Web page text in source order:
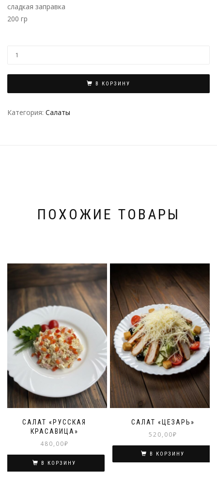
сладкая заправка
200 гр
В КОРЗИНУ
Категория: Салаты
ПОХОЖИЕ ТОВАРЫ
САЛАТ «РУССКАЯ
КРАСАВИЦА»
480,00₽
В КОРЗИНУ
САЛАТ «ЦЕЗАРЬ»
520,00₽
В КОРЗИНУ